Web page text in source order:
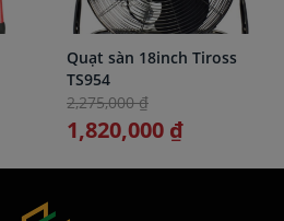
Quạt sàn 18inch Tiross
TS954
2,275,000 ₫
1,820,000 ₫